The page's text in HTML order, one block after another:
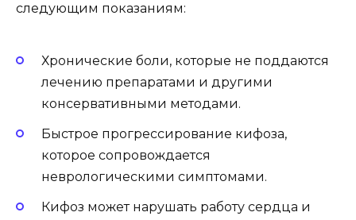
следующим показаниям:
Хронические боли, которые не поддаются
лечению препаратами и другими
консервативными методами.
Быстрое прогрессирование кифоза,
которое сопровождается
неврологическими симптомами.
Кифоз может нарушать работу сердца и